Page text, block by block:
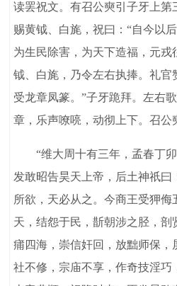
读罢祝文。有召公奭引子牙上第
赐黄钺、白旄，祝曰：“自今以
为生民除害，为天下造福，元戎
钺、白旄，乃令左右执捧。礼官
受龙章凤篆。”子牙跪拜。左右
章，乐声嘹喨，动彻上下。召公
“维大周十有三年，孟春丁卯
发敢昭告昊天上帝，后土神祇曰
所欲，天必从之。今商王受狎
天，结怨于民，斮朝涉之胫，
痡四海，崇信奸回，放黜师保，
社不修，宗庙不享，作奇技淫巧